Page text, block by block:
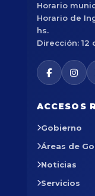
Horario
Horario de
hs.
Dirección: 12
ACCESOS
Gobierno
Áreas de
Noticias
Servicios